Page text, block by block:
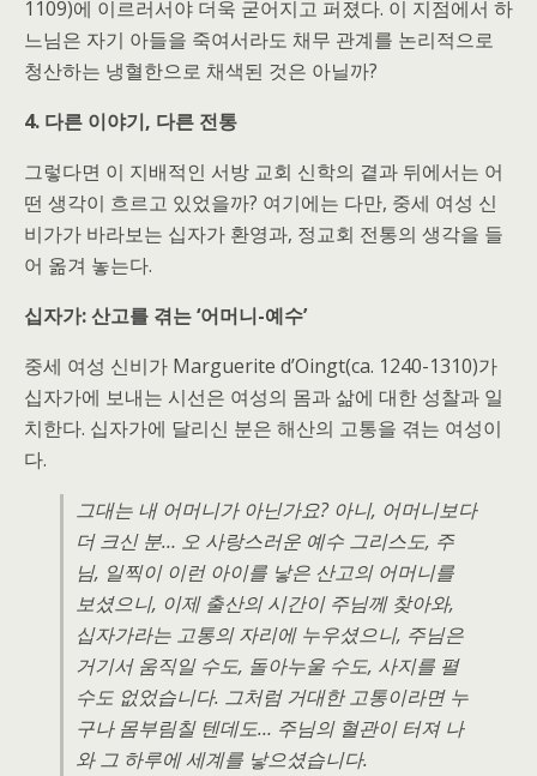
1109)에 이르러서야 더욱 굳어지고 퍼졌다. 이 지점에서 하
느님은 자기 아들을 죽여서라도 채무 관계를 논리적으로
청산하는 냉혈한으로 채색된 것은 아닐까?
4. 다른 이야기, 다른 전통
그렇다면 이 지배적인 서방 교회 신학의 곁과 뒤에서는 어
떤 생각이 흐르고 있었을까? 여기에는 다만, 중세 여성 신
비가가 바라보는 십자가 환영과, 정교회 전통의 생각을 들
어 옮겨 놓는다.
십자가: 산고를 겪는 ‘어머니-예수’
중세 여성 신비가 Marguerite d’Oingt(ca. 1240-1310)가
십자가에 보내는 시선은 여성의 몸과 삶에 대한 성찰과 일
치한다. 십자가에 달리신 분은 해산의 고통을 겪는 여성이
다.
그대는 내 어머니가 아닌가요? 아니, 어머니보다
더 크신 분… 오 사랑스러운 예수 그리스도, 주
님, 일찍이 이런 아이를 낳은 산고의 어머니를
보셨으니, 이제 출산의 시간이 주님께 찾아와,
십자가라는 고통의 자리에 누우셨으니, 주님은
거기서 움직일 수도, 돌아누울 수도, 사지를 펼
수도 없었습니다. 그처럼 거대한 고통이라면 누
구나 몸부림칠 텐데도… 주님의 혈관이 터져 나
와 그 하루에 세계를 낳으셨습니다.